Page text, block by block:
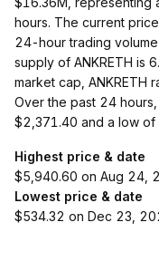
hours. The current
24-hour trading
supply of ANKRETH is
market cap, ANKRETH
Over the past 24
$2,371.40 and a low of
Highest price & date
$5,940.60 on Aug 24,
Lowest price & date
$534.32 on Dec 23,